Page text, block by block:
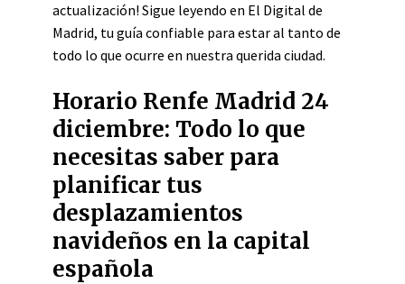
actualización! Sigue leyendo en El Digital de
Madrid, tu guía confiable para estar al tanto de
todo lo que ocurre en nuestra querida ciudad.
Horario Renfe Madrid 24
diciembre: Todo lo que
necesitas saber para
planificar tus
desplazamientos
navideños en la capital
española